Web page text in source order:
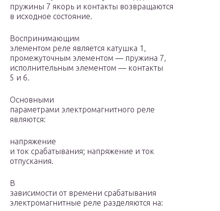
пружины 7 якорь и контакты возвращаются
в исходное состояние.
Воспринимающим
элементом реле является катушка 1,
промежуточным элементом ― пружина 7,
исполнительным элементом ― контакты
5 и 6.
Основными
параметрами электромагнитного реле
являются:
напряжение
и ток срабатывания; напряжение и ток
отпускания.
В
зависимости от времени срабатывания
электромагнитные реле разделяются на: